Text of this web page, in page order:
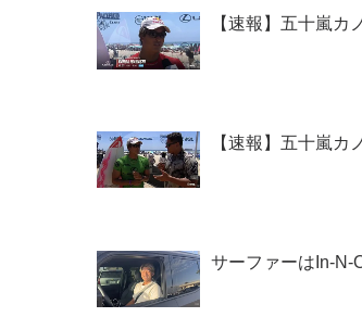
【速報】五十嵐カ
【速報】五十嵐カ
サーファーはIn-N-